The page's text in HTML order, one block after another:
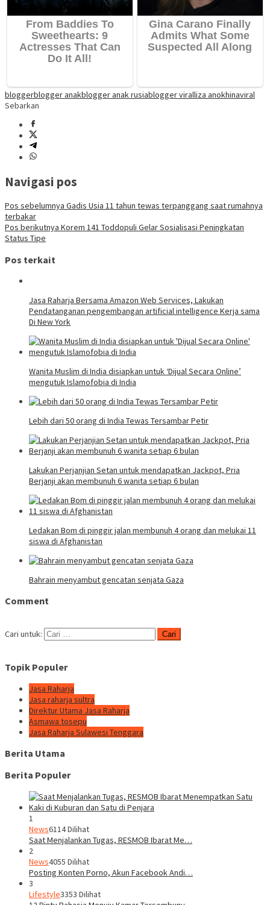
bloggerblogger anakblogger anak rusiablogger viralliza anokhinaviral
Sebarkan
Navigasi pos
Pos sebelumnya Gadis Usia 11 tahun tewas terpanggang saat rumahnya
terbakar
Pos berikutnya Korem 141 Toddopuli Gelar Sosialisasi Peningkatan
Status Tipe
Pos terkait
Jasa Raharja Bersama Amazon Web Services, Lakukan
Pendatanganan pengembangan artificial intelligence Kerja sama
Di New York
Wanita Muslim di India disiapkan untuk ‘Dijual Secara Online’
mengutuk Islamofobia di India
Lebih dari 50 orang di India Tewas Tersambar Petir
Lakukan Perjanjian Setan untuk mendapatkan Jackpot, Pria
Berjanji akan membunuh 6 wanita setiap 6 bulan
Ledakan Bom di pinggir jalan membunuh 4 orang dan melukai 11
siswa di Afghanistan
Bahrain menyambut gencatan senjata Gaza
Comment
Cari untuk:
Topik Populer
Jasa Raharja
Jasa raharja sultra
Direktur Utama Jasa Raharja
Asmawa tosepu
Jasa Raharja Sulawesi Tenggara
Berita Utama
Berita Populer
1
News6114 Dilihat
Saat Menjalankan Tugas, RESMOB Ibarat Me…
2
News4055 Dilihat
Posting Konten Porno, Akun Facebook Andi…
3
Lifestyle3353 Dilihat